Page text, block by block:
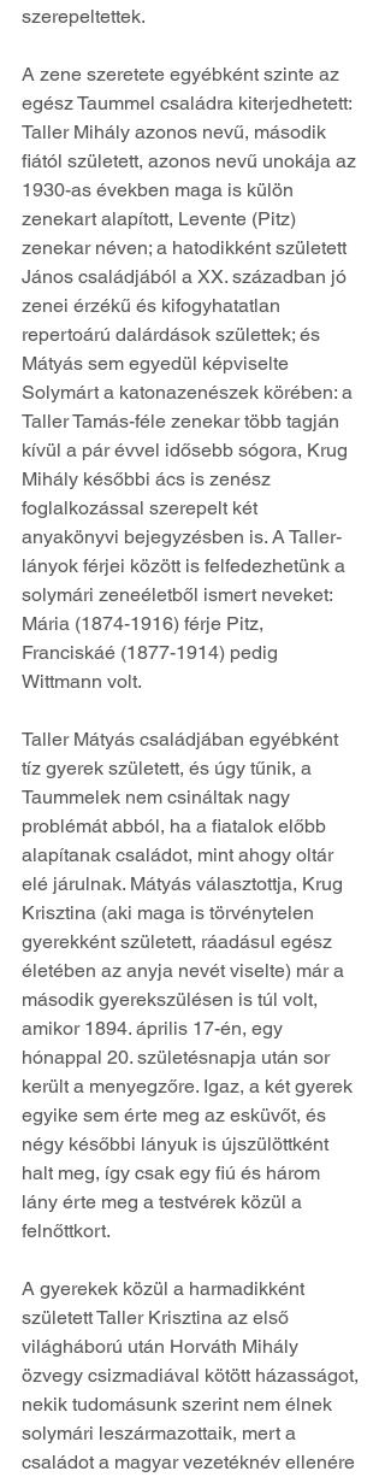
szerepeltettek.
A zene szeretete egyébként szinte az
egész Taummel családra kiterjedhetett:
Taller Mihály azonos nevű, második
fiától született, azonos nevű unokája az
1930­-as években maga is külön
zenekart alapított, Levente (Pitz)
zenekar néven; a hatodikként született
János családjából a XX. században jó
zenei érzékű és kifogyhatatlan
repertoárú dalárdások születtek; és
Mátyás sem egyedül képviselte
Solymárt a katonazenészek körében: a
Taller Tamás-féle zenekar több tagján
kívül a pár évvel idősebb sógora, Krug
Mihály későbbi ács is zenész
foglalkozással szerepelt két
anyakönyvi bejegyzésben is. A Taller-
lányok férjei között is felfedezhetünk a
solymári zeneéletből ismert neveket:
Mária (1874-1916) férje Pitz,
Franciskáé (1877-1914) pedig
Wittmann volt.
Taller Mátyás családjában egyébként
tíz gyerek született, és úgy tűnik, a
Taummelek nem csináltak nagy
problémát abból, ha a fiatalok előbb
alapítanak családot, mint ahogy oltár
elé járulnak. Mátyás választottja, Krug
Krisztina (aki maga is törvénytelen
gyerekként született, ráadásul egész
életében az anyja nevét viselte) már a
második gyerekszülésen is túl volt,
amikor 1894. április 17-én, egy
hónappal 20. születésnapja után sor
került a menyegzőre. Igaz, a két gyerek
egyike sem érte meg az esküvőt, és
négy későbbi lányuk is újszülöttként
halt meg, így csak egy fiú és három
lány érte meg a testvérek közül a
felnőttkort.
A gyerekek közül a harmadikként
született Taller Krisztina az első
világháború után Horváth Mihály
özvegy csizmadiával kötött házasságot,
nekik tudomásunk szerint nem élnek
solymári leszármazottaik, mert a
családot a magyar vezetéknév ellenére